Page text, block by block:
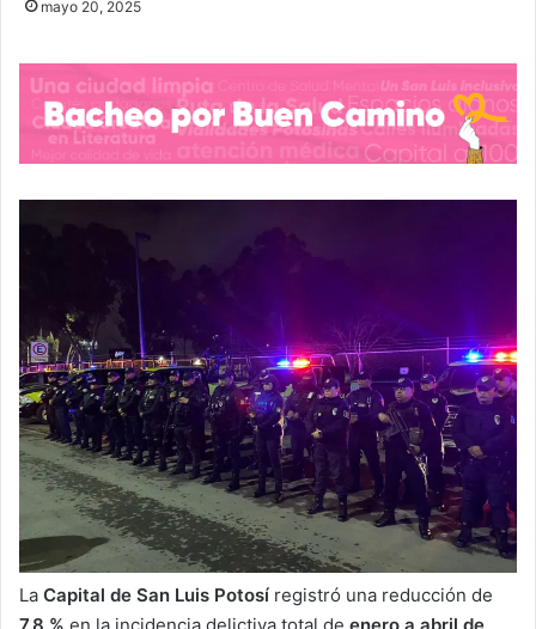
mayo 20, 2025
La Capital de San Luis Potosí registró una reducción de
7.8 % en la incidencia delictiva total de enero a abril de